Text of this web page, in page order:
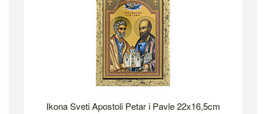
Ikona Sveti Apostoli Petar i Pavle 22x16,5cm